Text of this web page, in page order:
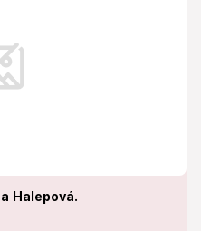
Halepová.